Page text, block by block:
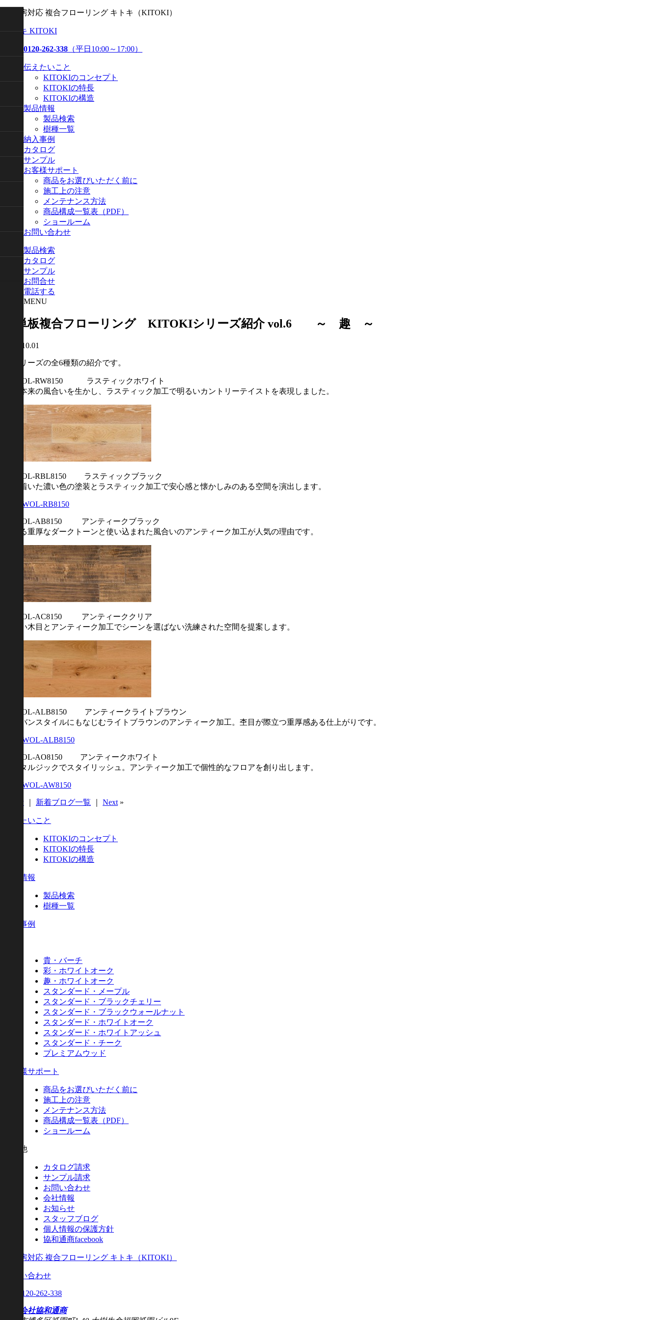
床暖房対応 複合フローリング キトキ（KITOKI）
キトキ KITOKI
0120-262-338 （平日10:00～17:00）
伝えたいこと
KITOKIのコンセプト
KITOKIの特長
KITOKIの構造
製品情報
製品検索
樹種一覧
納入事例
カタログ
サンプル
お客様サポート
商品をお選びいただく前に
施工上の注意
メンテナンス方法
商品構成一覧表（PDF）
ショールーム
お問い合わせ
製品検索
カタログ
サンプル
お問合せ
電話する
MENU
厚単板複合フローリング KITOKIシリーズ紹介 vol.6 ～ 趣 ～
2018.10.01
趣シリーズの全6種類の紹介です。
FQWOL-RW8150 ラスティックホワイト
樹種本来の風合いを生かし、ラスティック加工で明るいカントリーテイストを表現しました。
FQWOL-RBL8150 ラスティックブラック
落ち着いた濃い色の塗装とラスティック加工で安心感と懐かしみのある空間を演出します。
FQWOL-AB8150 アンティークブラック
趣ある重厚なダークトーンと使い込まれた風合いのアンティーク加工が人気の理由です。
FQWOL-AC8150 アンティーククリア
力強い木目とアンティーク加工でシーンを選ばない洗練された空間を提案します。
FQWOL-ALB8150 アンティークライトブラウン
アーバンスタイルにもなじむライトブラウンのアンティーク加工。杢目が際立つ重厚感ある仕上がりです。
FQWOL-AO8150 アンティークホワイト
ノスタルジックでスタイリッシュ。アンティーク加工で個性的なフロアを創り出します。
Prev 新着ブログ一覧 Next »
伝えたいこと
KITOKIのコンセプト
KITOKIの特長
KITOKIの構造
製品情報
製品検索
樹種一覧
施工事例
貴・バーチ
彩・ホワイトオーク
趣・ホワイトオーク
スタンダード・メープル
スタンダード・ブラックチェリー
スタンダード・ブラックウォールナット
スタンダード・ホワイトオーク
スタンダード・ホワイトアッシュ
スタンダード・チーク
プレミアムウッド
お客様サポート
商品をお選びいただく前に
施工上の注意
メンテナンス方法
商品構成一覧表（PDF）
ショールーム
その他
カタログ請求
サンプル請求
お問い合わせ
会社情報
お知らせ
スタッフブログ
個人情報の保護方針
協和通商facebook
床暖房対応 複合フローリング キトキ（KITOKI）
お問い合わせ
0120-262-338
株式会社協和通商